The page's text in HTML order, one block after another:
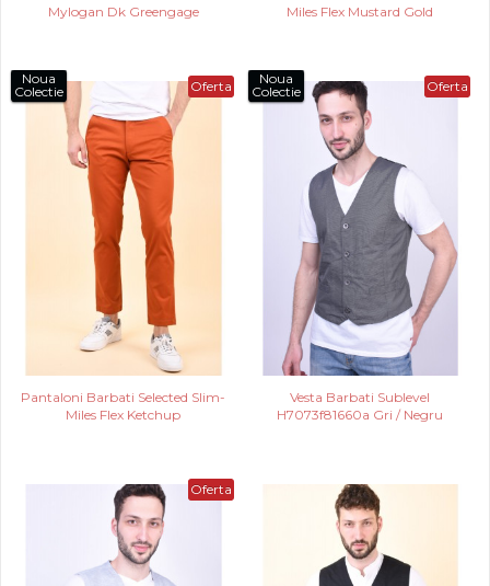
Mylogan Dk Greengage
Miles Flex Mustard Gold
Oferta
Noua
Colectie
Pantaloni Barbati Selected Slim-
Miles Flex Ketchup
Oferta
Noua
Colectie
Vesta Barbati Sublevel
H7073f81660a Gri / Negru
Oferta